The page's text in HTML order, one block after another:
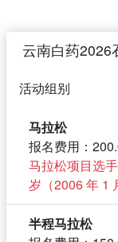
红河州人民政府
三、承办单位
府
中共石屏县委宣
游局
五、运营单位
红河篮搏体育有
六、竞赛日期及地
时间：2026年4月
云南白药2026
活动组别
马拉松
报名费用：
马拉松项目选
岁（2006 年 1
半程马拉松